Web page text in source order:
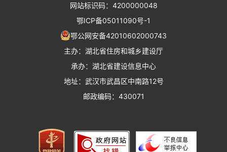
湖北省城乡建设发展中心
湖北城市建设职业技术学院
网站标识码：4200000048
鄂ICP备05011090号-1
鄂公网安备42010602000743
主办：湖北省住房和城乡建设厅
承办：湖北省建设信息中心
地址：武汉市武昌区中南路12号
邮政编码：430071